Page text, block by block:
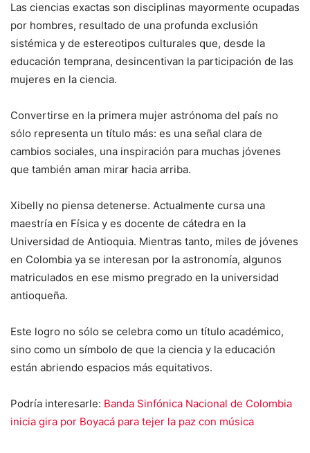
Las ciencias exactas son disciplinas mayormente ocupadas
por hombres, resultado de una profunda exclusión
sistémica y de estereotipos culturales que, desde la
educación temprana, desincentivan la participación de las
mujeres en la ciencia.
Convertirse en la primera mujer astrónoma del país no
sólo representa un título más: es una señal clara de
cambios sociales, una inspiración para muchas jóvenes
que también aman mirar hacia arriba.
Xibelly no piensa detenerse. Actualmente cursa una
maestría en Física y es docente de cátedra en la
Universidad de Antioquia. Mientras tanto, miles de jóvenes
en Colombia ya se interesan por la astronomía, algunos
matriculados en ese mismo pregrado en la universidad
antioqueña.
Este logro no sólo se celebra como un título académico,
sino como un símbolo de que la ciencia y la educación
están abriendo espacios más equitativos.
Podría interesarle: Banda Sinfónica Nacional de Colombia
inicia gira por Boyacá para tejer la paz con música